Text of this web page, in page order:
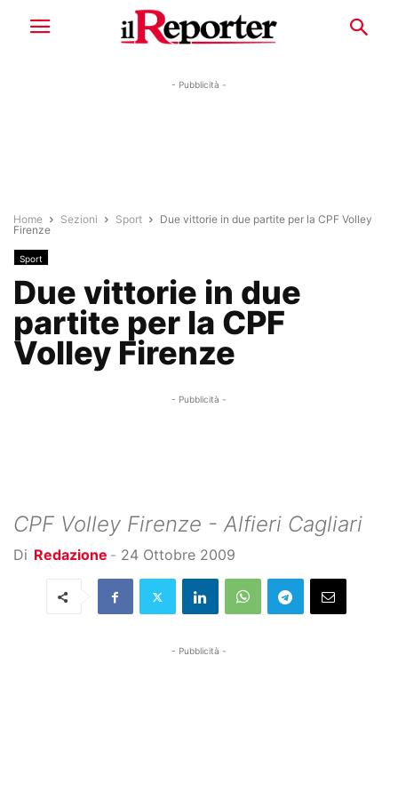
- Pubblicità -
Home Sezioni Sport
Due vittorie in due partite per la CPF Volley
Firenze
Sport
Due vittorie in due
partite per la CPF
Volley Firenze
- Pubblicità -
CPF Volley Firenze - Alfieri Cagliari
Di Redazione - 24 Ottobre 2009
- Pubblicità -